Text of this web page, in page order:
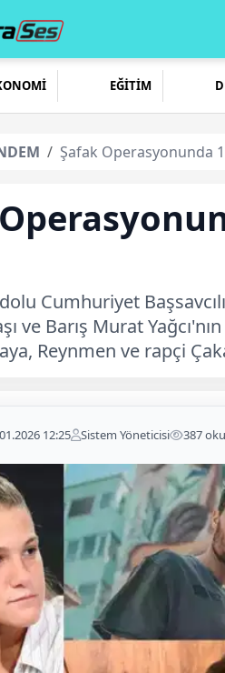
EĞİTİM
Şafak Operasyonunda
Cumhuriyet
ve Barış Murat
Reynmen ve rapçi
12:25 Sistem Yöneticisi 387